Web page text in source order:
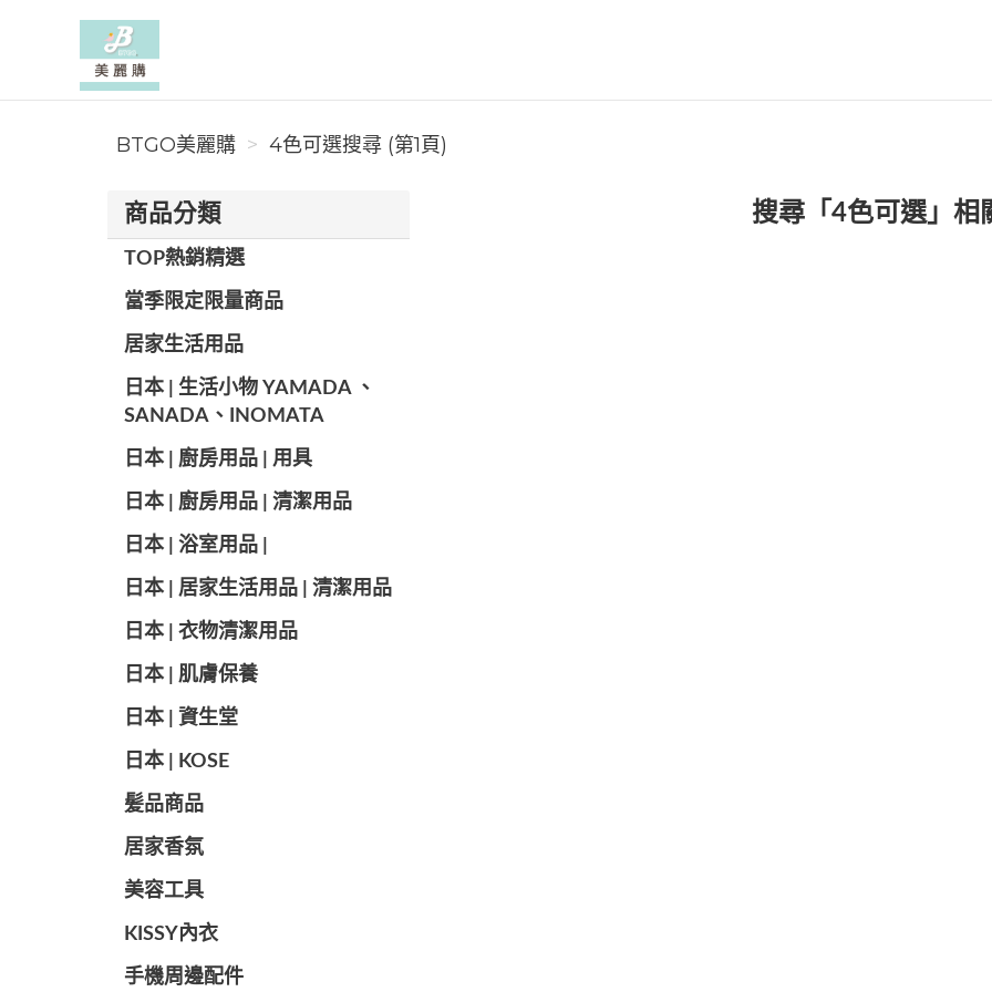
BTGO美麗購
BTGO美麗購 4色可選搜尋 (第1頁)
商品分類
TOP熱銷精選
當季限定限量商品
居家生活用品
日本 | 生活小物 YAMADA 、
SANADA、INOMATA
日本 | 廚房用品 | 用具
日本 | 廚房用品 | 清潔用品
日本 | 浴室用品 |
日本 | 居家生活用品 | 清潔用品
日本 | 衣物清潔用品
日本 | 肌膚保養
日本 | 資生堂
日本 | KOSE
髪品商品
居家香氛
美容工具
KISSY內衣
手機周邊配件
搜尋「4色可選」相